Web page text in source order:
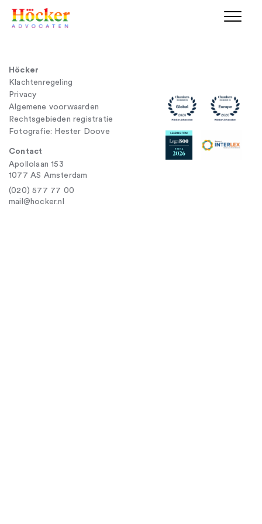
Höcker
Klachtenregeling
Privacy
Algemene voorwaarden
Rechtsgebieden registratie
Fotografie: Hester Doove
Contact
Apollolaan 153
1077 AS Amsterdam
(020) 577 77 00
mail@hocker.nl